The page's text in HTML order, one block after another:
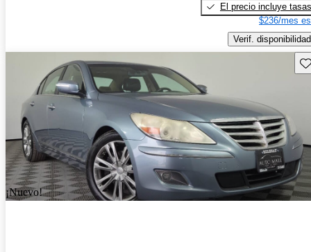
El precio incluye tasas
$236/mes
Verif. disponibilidad
¡Nuevo!